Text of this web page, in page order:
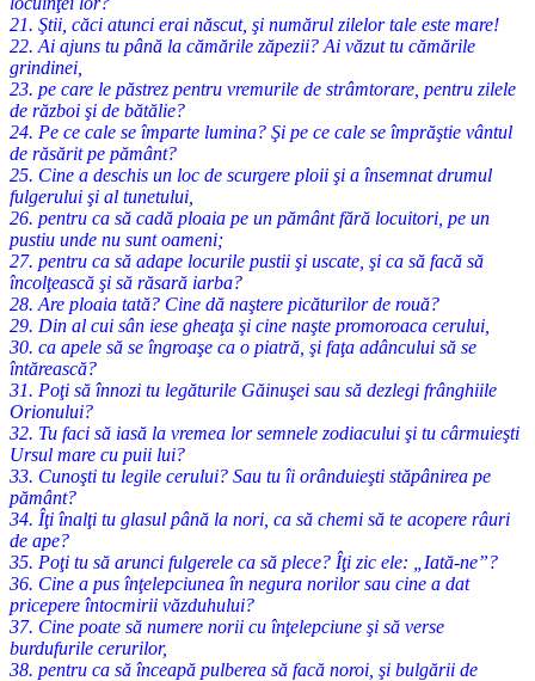
21. Ştii, căci atunci erai născut, şi numărul zilelor tale este mare!
22. Ai ajuns tu până la cămările zăpezii? Ai văzut tu cămările
grindinei,
23. pe care le păstrez pentru vremurile de strâmtorare, pentru zilele
de război şi de bătălie?
24. Pe ce cale se împarte lumina? Şi pe ce cale se împrăştie vântul
de răsărit pe pământ?
25. Cine a deschis un loc de scurgere ploii şi a însemnat drumul
fulgerului şi al tunetului,
26. pentru ca să cadă ploaia pe un pământ fără locuitori, pe un
pustiu unde nu sunt oameni;
27. pentru ca să adape locurile pustii şi uscate, şi ca să facă să
încolţească şi să răsară iarba?
28. Are ploaia tată? Cine dă naştere picăturilor de rouă?
29. Din al cui sân iese gheaţa şi cine naşte promoroaca cerului,
30. ca apele să se îngroaşe ca o piatră, şi faţa adâncului să se
întărească?
31. Poţi să înnozi tu legăturile Găinuşei sau să dezlegi frânghiile
Orionului?
32. Tu faci să iasă la vremea lor semnele zodiacului şi tu cârmuieşti
Ursul mare cu puii lui?
33. Cunoşti tu legile cerului? Sau tu îi orânduieşti stăpânirea pe
pământ?
34. Îţi înalţi tu glasul până la nori, ca să chemi să te acopere râuri
de ape?
35. Poţi tu să arunci fulgerele ca să plece? Îţi zic ele: „Iată-ne”?
36. Cine a pus înţelepciunea în negura norilor sau cine a dat
pricepere întocmirii văzduhului?
37. Cine poate să numere norii cu înţelepciune şi să verse
burdufurile cerurilor,
38. pentru ca să înceapă pulberea să facă noroi, şi bulgării de